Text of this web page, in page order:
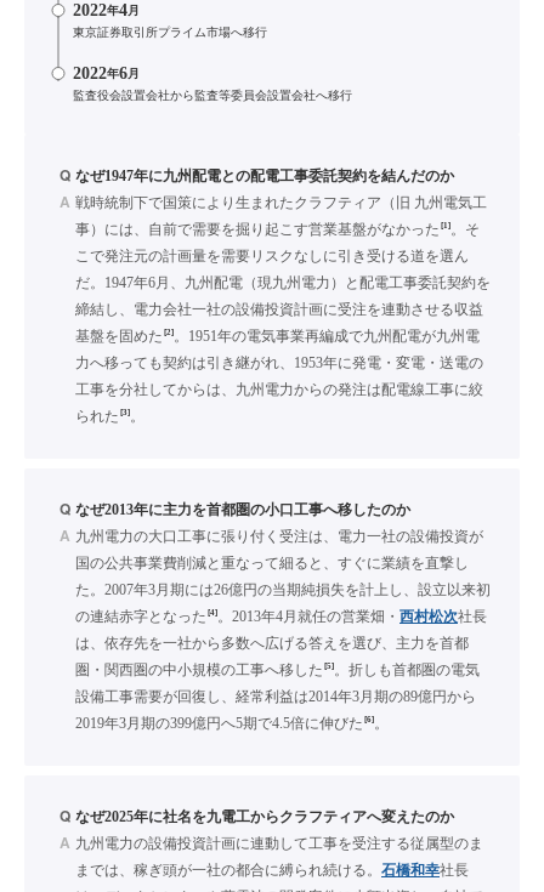
2022年4月
東京証券取引所プライム市場へ移行
2022年6月
監査役会設置会社から監査等委員会設置会社へ移行
Q なぜ1947年に九州配電との配電工事委託契約を結んだのか
A 戦時統制下で国策により生まれたクラフティア（旧 九州電気工
事）には、自前で需要を掘り起こす営業基盤がなかった [1]。そ
こで発注元の計画量を需要リスクなしに引き受ける道を選ん
だ。1947年6月、九州配電（現九州電力）と配電工事委託契約を
締結し、電力会社一社の設備投資計画に受注を連動させる収益
基盤を固めた [2]。1951年の電気事業再編成で九州配電が九州電
力へ移っても契約は引き継がれ、1953年に発電・変電・送電の
工事を分社してからは、九州電力からの発注は配電線工事に絞
られた [3]。
Q なぜ2013年に主力を首都圏の小口工事へ移したのか
A 九州電力の大口工事に張り付く受注は、電力一社の設備投資が
国の公共事業費削減と重なって細ると、すぐに業績を直撃し
た。2007年3月期には26億円の当期純損失を計上し、設立以来初
の連結赤字となった [4]。2013年4月就任の営業畑・ 西村松次社長
は、依存先を一社から多数へ広げる答えを選び、主力を首都
圏・関西圏の中小規模の工事へ移した [5]。折しも首都圏の電気
設備工事需要が回復し、経常利益は2014年3月期の89億円から
2019年3月期の399億円へ5期で4.5倍に伸びた [6]。
Q なぜ2025年に社名を九電工からクラフティアへ変えたのか
A 九州電力の設備投資計画に連動して工事を受注する従属型のま
までは、稼ぎ頭が一社の都合に縛られ続ける。 石橋和幸社長